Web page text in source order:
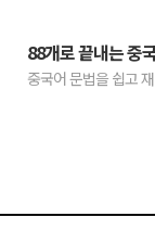
88개로 끝내는 중
중국어 문법을 쉽고